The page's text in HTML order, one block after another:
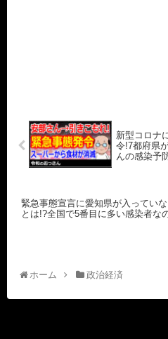
新型コロナ
令!7都府県
んの感染予
緊急事態宣言に愛知県が入ってい
とは!?全国で5番目に多い感染者な
ホーム 政治経済